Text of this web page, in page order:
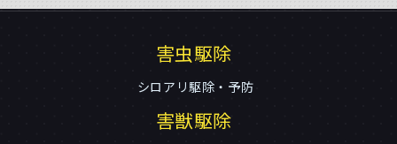
害虫駆除
シロアリ駆除・予防
害獣駆除